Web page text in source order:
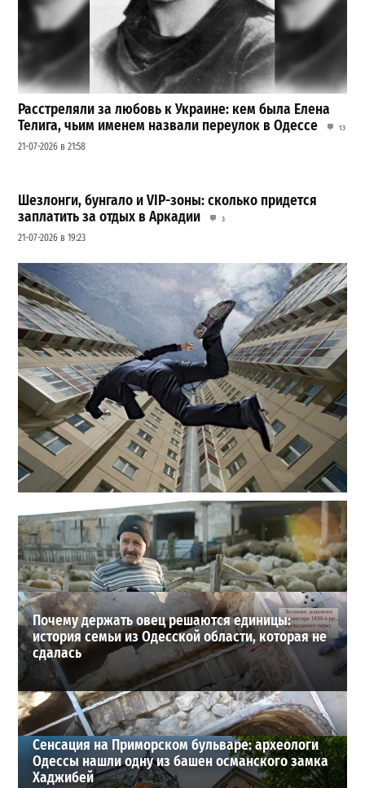
Расстреляли за любовь к Украине: кем была Елена
Телига, чьим именем назвали переулок в Одессе
13
21-07-2026 в 21:58
Шезлонги, бунгало и VIP-зоны: сколько придется
заплатить за отдых в Аркадии
3
21-07-2026 в 19:23
В одесском жилмассиве Радужном погиб 26-летний
мужчина: что известно
27-07-2026 в 13:47
ВИБОР РЕДАКЦИИ
Почему держать овец решаются единицы:
история семьи из Одесской области, которая не
сдалась
Сенсация на Приморском бульваре: археологи
Одессы нашли одну из башен османского замка
Хаджибей